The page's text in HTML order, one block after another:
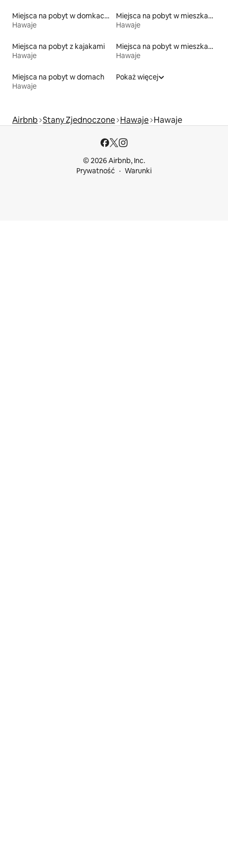
Miejsca na pobyt w domkach gościnnych
Hawaje
Miejsca na pobyt w mieszkaniach typu condo przy plaży
Hawaje
Miejsca na pobyt z kajakami
Hawaje
Miejsca na pobyt w mieszkaniach
Hawaje
Miejsca na pobyt w domach
Hawaje
Pokaż więcej
Airbnb Stany Zjednoczone Hawaje Hawaje
© 2026 Airbnb, Inc.
Prywatność
Warunki